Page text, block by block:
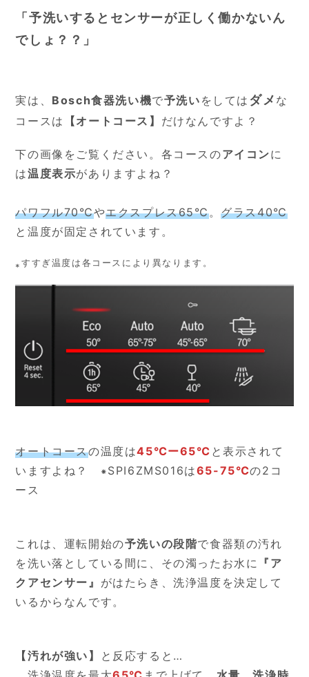
「予洗いするとセンサーが正しく働かないん
でしょ？？」
実は、 Bosch食器洗い機で予洗い をしては ダメ な
コースは
【オートコース】 だけなんですよ？
下の画像をご覧ください。各コースのアイコンに
は温度表示がありますよね？
パワフル70℃やエクスプレス65℃。グラス40℃
と温度が固定されています。
⁎すすぎ温度は各コースにより異なります。
オートコースの温度は45℃ー65℃ と表示されて
いますよね？ ⁕SPI6ZMS016は65-75℃の2コ
ース
これは、運転開始の予洗いの段階で食器類の汚れ
を洗い落としている間に、その濁ったお水に 『ア
クアセンサー』 がはたらき、洗浄温度を決定して
いるからなんです。
【汚れが強い】
と反応すると…